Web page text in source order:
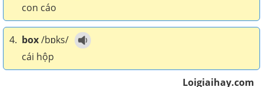
con cáo
4. box/bɒks/
cái hộp
Loigiaihay.com